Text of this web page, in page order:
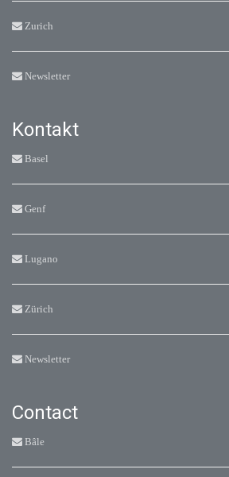
Zurich
Newsletter
Kontakt
Basel
Genf
Lugano
Zürich
Newsletter
Contact
Bâle